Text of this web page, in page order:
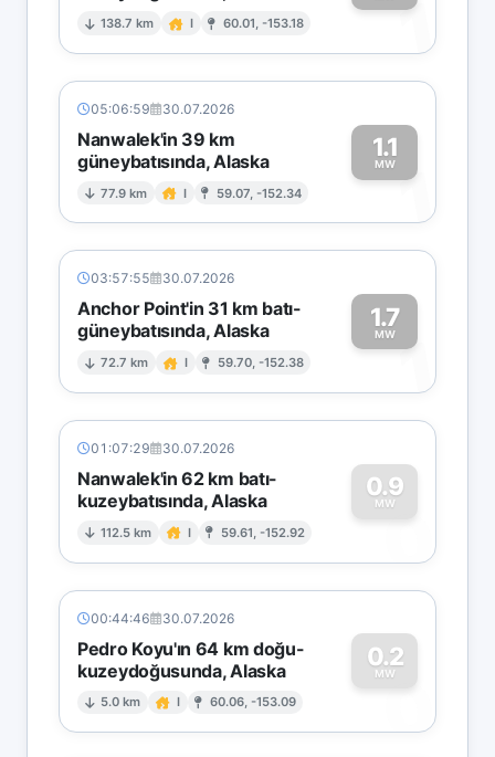
138.7 km I 60.01, -153.18 1
05:06:59 30.07.2026
Nanwalek'in 39 km
güneybatısında, Alaska
77.9 km I 59.07, -152.34
1.1
MW1
03:57:55 30.07.2026
Anchor Point'in 31 km batı-
güneybatısında, Alaska
72.7 km I 59.70, -152.38
1.7
MW1
01:07:29 30.07.2026
Nanwalek'in 62 km batı-
kuzeybatısında, Alaska
112.5 km I 59.61, -152.92
0.9
MW
0
00:44:46 30.07.2026
Pedro Koyu'ın 64 km doğu-
kuzeydoğusunda, Alaska
5.0 km I 60.06, -153.09
0.2
MW
0